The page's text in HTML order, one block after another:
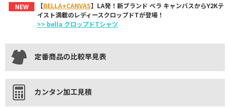
NEW
【BELLA+CANVAS】LA発！新ブランド ベラ キャンバスからY2Kテ
イスト満載のレディースクロップドTが登場！
>> bella クロップドTシャツ
定番商品の比較早見表
カンタン加工見積